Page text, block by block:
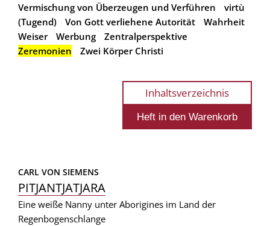
Vermischung von Überzeugen und Verführen
virtù
(Tugend)
Von Gott verliehene Autorität
Wahrheit
Weiser
Werbung
Zentralperspektive
Zeremonien
Zwei Körper Christi
Inhaltsverzeichnis
CARL VON SIEMENS
PITJANTJATJARA
Eine weiße Nanny unter Aborigines im Land der
Regenbogenschlange